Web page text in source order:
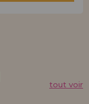
tout voir